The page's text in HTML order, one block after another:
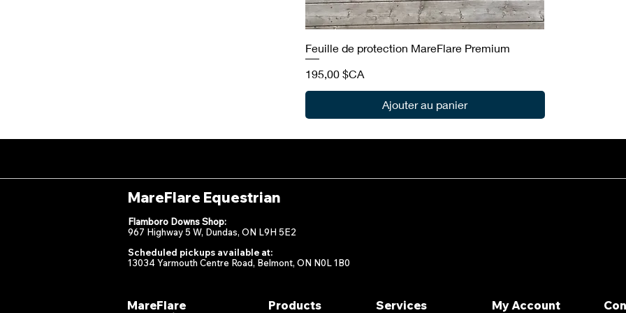
Feuille de protection MareFlare Premium
Prix
195,00 $CA
Ajouter au panier
MareFlare Equestrian
Flamboro Downs Shop:
967 Highway 5 W, Dundas, ON L9H 5E2
Scheduled pickups available at:
13034 Yarmouth Centre Road, Belmont, ON N0L 1B0
MareFlare
Products Services My Account